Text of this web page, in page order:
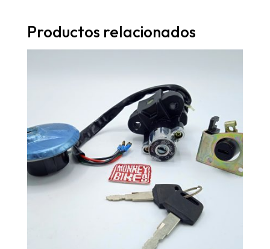
Productos relacionados